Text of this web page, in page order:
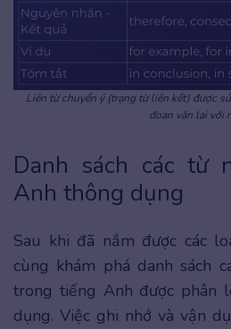
Liên từ chuyển ý (trạng từ liên kết) được
đoạn văn lại với
Danh sách các từ
Anh thông dụng
Sau khi đã nắm được các
cùng khám phá danh sách
trong tiếng Anh được phân
dụng. Việc ghi nhớ và vận